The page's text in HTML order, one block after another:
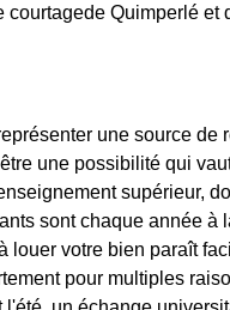
courtagede Quimperlé et
une source de
une possibilité qui
supérieur,
sont chaque année à
louer votre bien paraît
pour multiples